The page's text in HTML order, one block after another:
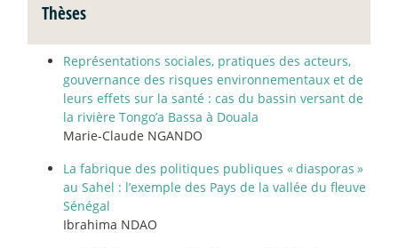
Thèses
Représentations sociales, pratiques des acteurs,
gouvernance des risques environnementaux et de
leurs effets sur la santé : cas du bassin versant de
la rivière Tongo’a Bassa à Douala
Marie-Claude NGANDO
La fabrique des politiques publiques «diasporas »
au Sahel : l’exemple des Pays de la vallée du fleuve
Sénégal
Ibrahima NDAO